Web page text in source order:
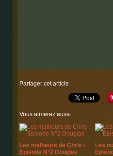
Partager cet article
Vous aimerez aussi :
Les malheurs de Chris :
Episode N°2 Douglas
Les